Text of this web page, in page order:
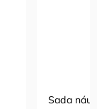
Sada